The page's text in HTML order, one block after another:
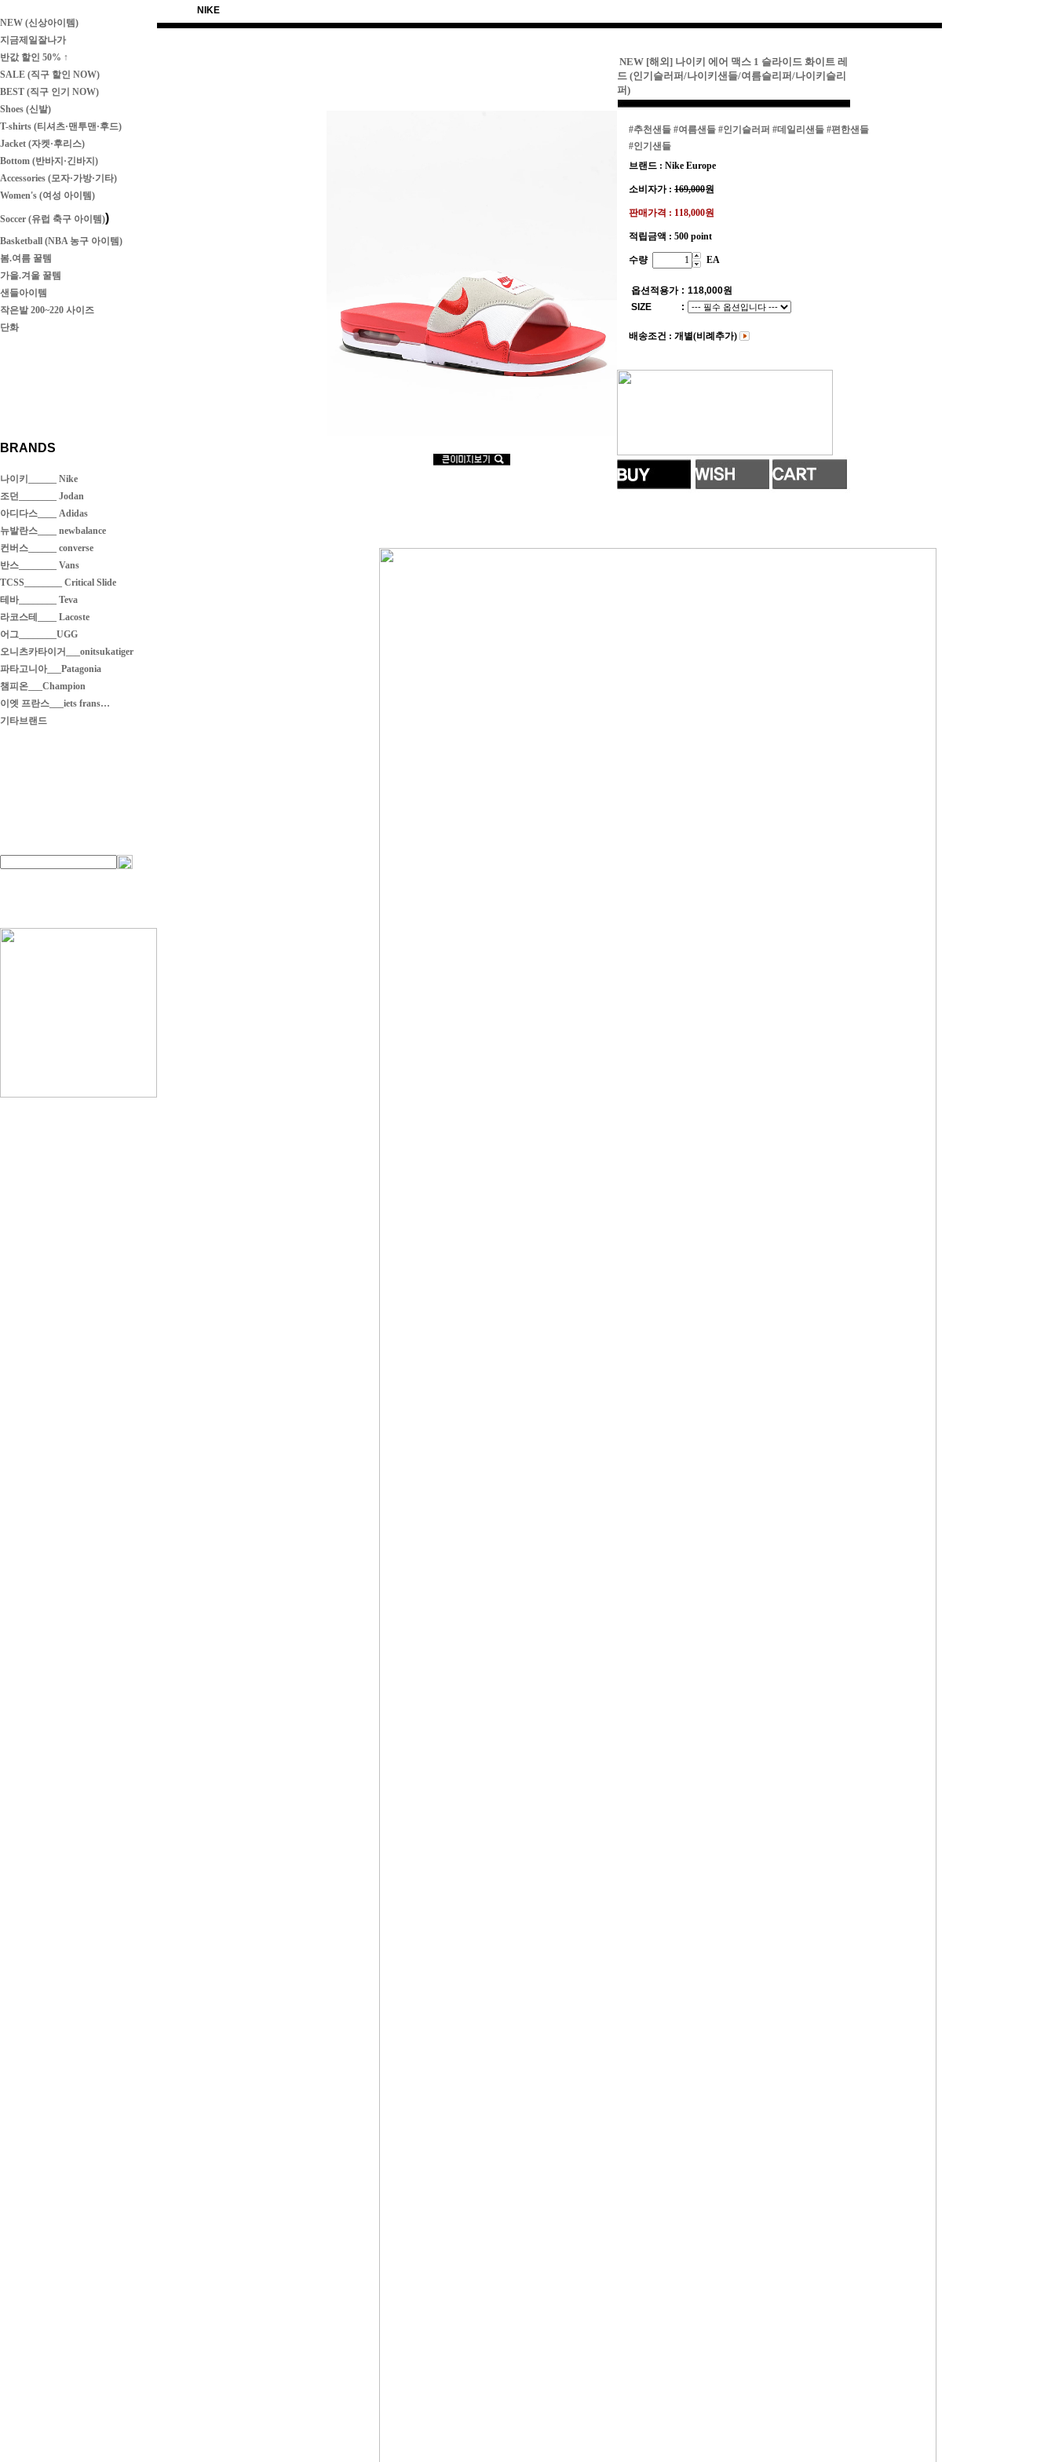
NEW (신상아이템)
지금제일잘나가
반값 할인 50% ↑
SALE (직구 할인 NOW)
BEST (직구 인기 NOW)
Shoes (신발)
T-shirts (티셔츠·맨투맨·후드)
Jacket (자켓·후리스)
Bottom (반바지·긴바지)
Accessories (모자·가방·기타)
Women's (여성 아이템)
Soccer (유럽 축구 아이템))
Basketball (NBA 농구 아이템)
봄.여름 꿀템
가을.겨울 꿀템
샌들아이템
작은발 200~220 사이즈
단화
BRANDS
나이키______ Nike
조던________ Jodan
아디다스____ Adidas
뉴발란스____ newbalance
컨버스______ converse
반스________ Vans
TCSS________ Critical Slide
테바________ Teva
라코스테____ Lacoste
어그________UGG
오니츠카타이거___onitsukatiger
파타고니아___Patagonia
챔피온___Champion
이엣 프란스___iets frans…
기타브랜드
NIKE
NEW [해외] 나이키 에어 맥스 1 슬라이드 화이트 레
드 (인기슬러퍼/나이키샌들/여름슬리퍼/나이키슬리
퍼)
#추천샌들 #여름샌들 #인기슬러퍼 #데일리샌들 #편한샌들
#인기샌들
브랜드 : Nike Europe
소비자가 : 169,000원
판매가격 : 118,000원
적립금액 : 500 point
수량 EA
옵션적용가 : 118,000원
SIZE
:
배송조건 : 개별(비례추가)